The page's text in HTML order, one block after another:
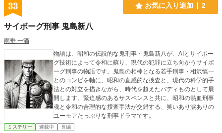
33 お気に入り追加 2
サイボーグ刑事 鬼島新八
雨垂 一滴
物語は、昭和の伝説的な鬼刑事・鬼島新八が、AIとサイボー
グ技術によって令和に蘇り、現代の犯罪に立ち向かうサイボ
ーグ刑事の物語です。鬼島の相棒となる若手刑事・相沢慎一
とのコンビを軸に、昭和の直感的な捜査と、現代の科学的手
法との対立を描きながら、時代を超えたバディものとして展
開します。緊迫感のあるサスペンスと共に、昭和の熱血刑事
魂と令和の合理的な捜査手法が交錯する、笑いあり涙ありの
ユーモアたっぷりな刑事ドラマです。
ミステリー 連載中 長編